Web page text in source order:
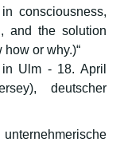
consciousness,
and the solution
or why.)“
Ulm - 18. April
deutscher